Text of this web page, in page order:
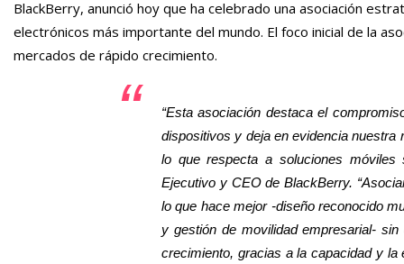
BlackBerry, anunció hoy que ha celebrado una asociación
electrónicos más importante del mundo. El foco inicial de la
mercados de rápido crecimiento.
“Esta asociación destaca el
dispositivos y deja en evidencia nuestra
lo que respecta a soluciones móviles
Ejecutivo y CEO de BlackBerry.
lo que hace mejor -diseño reconocido
y gestión de movilidad empresarial-
crecimiento, gracias a la capacidad y